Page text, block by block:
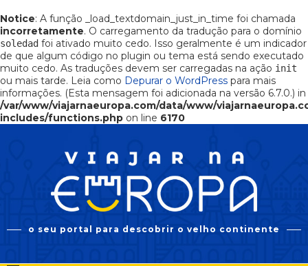
Notice: A função _load_textdomain_just_in_time foi chamada
incorretamente. O carregamento da tradução para o domínio
soledad foi ativado muito cedo. Isso geralmente é um indicador
de que algum código no plugin ou tema está sendo executado
muito cedo. As traduções devem ser carregadas na ação init
ou mais tarde. Leia como Depurar o WordPress para mais
informações. (Esta mensagem foi adicionada na versão 6.7.0.) in
/var/www/viajarnaeuropa.com/data/www/
includes/functions.php on line 6170
o seu portal para descobrir o velho continente